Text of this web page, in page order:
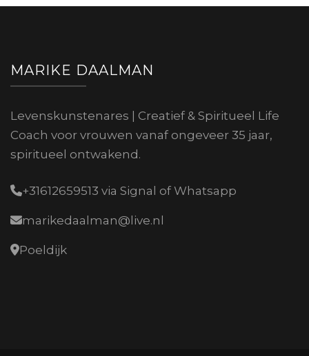
MARIKE DAALMAN
Levenskunstenares | Creatief & Spiritueel Life
Coach voor vrouwen vanaf ongeveer 35 jaar,
spiritueel ontwakend.
+31612659513 via Signal of Whatsapp
marikedaalman@live.nl
Poeldijk